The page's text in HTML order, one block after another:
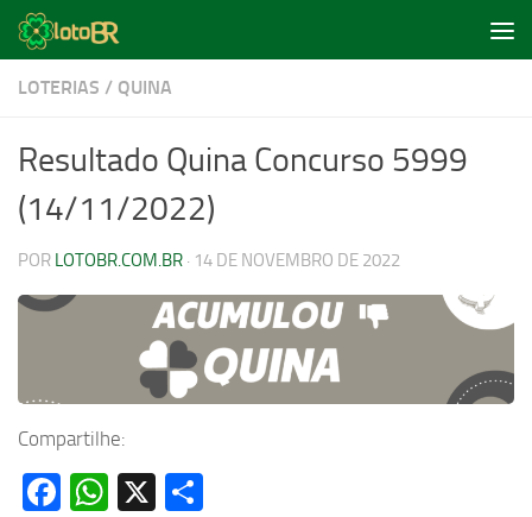
Skip to content
LOTERIAS / QUINA
Resultado Quina Concurso 5999
(14/11/2022)
POR LOTOBR.COM.BR · 14 DE NOVEMBRO DE 2022
Compartilhe:
Facebook
WhatsApp
X